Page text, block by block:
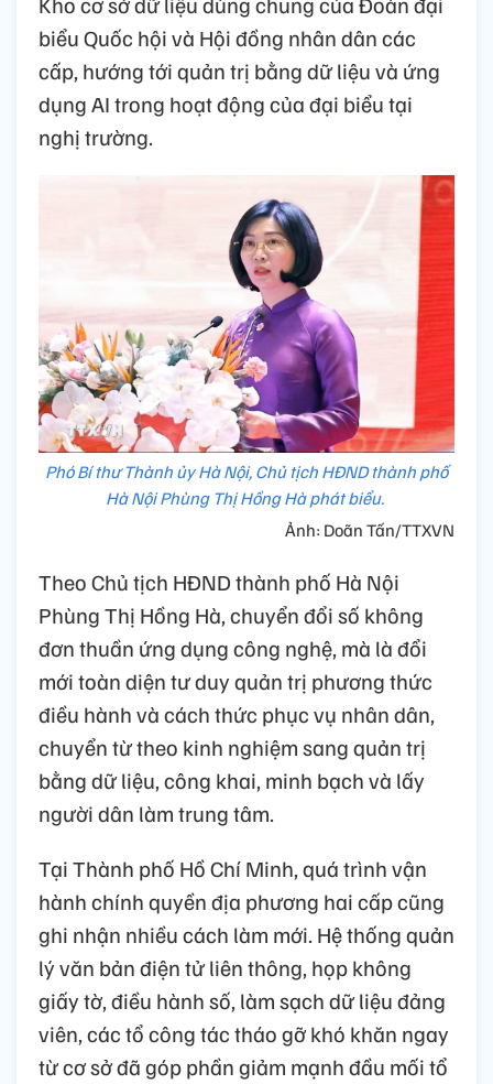
biểu Quốc hội và Hội đồng nhân dân các
cấp, hướng tới quản trị bằng dữ liệu và ứng
dụng AI trong hoạt động của đại biểu tại
nghị trường.
Phó Bí thư Thành ủy Hà Nội, Chủ tịch HĐND thành phố
Hà Nội Phùng Thị Hồng Hà phát biểu.
Ảnh: Doãn Tấn/TTXVN
Theo Chủ tịch HĐND thành phố Hà Nội
Phùng Thị Hồng Hà, chuyển đổi số không
đơn thuần ứng dụng công nghệ, mà là đổi
mới toàn diện tư duy quản trị phương thức
điều hành và cách thức phục vụ nhân dân,
chuyển từ theo kinh nghiệm sang quản trị
bằng dữ liệu, công khai, minh bạch và lấy
người dân làm trung tâm.
Tại Thành phố Hồ Chí Minh, quá trình vận
hành chính quyền địa phương hai cấp cũng
ghi nhận nhiều cách làm mới. Hệ thống quản
lý văn bản điện tử liên thông, họp không
giấy tờ, điều hành số, làm sạch dữ liệu đảng
viên, các tổ công tác tháo gỡ khó khăn ngay
từ cơ sở đã góp phần giảm mạnh đầu mối tổ